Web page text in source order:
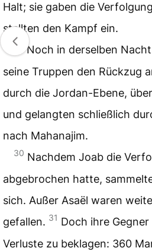
Halt; sie gaben die
stellten den Kampf ein.
29
Noch in derselben
seine Truppen den Rückzug
durch die Jordan-Ebene,
und gelangten schließlich
nach Mahanajim.
30 Nachdem Joab die
abgebrochen hatte,
sich. Außer Asaël waren
gefallen. 31 Doch ihre
Verluste zu beklagen: 360